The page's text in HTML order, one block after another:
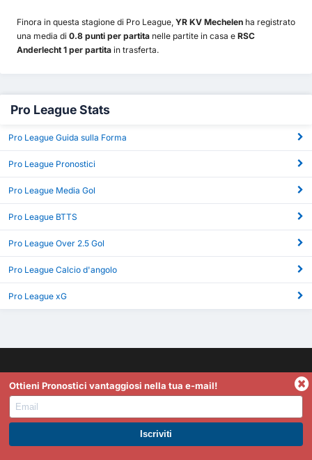
Finora in questa stagione di Pro League, YR KV Mechelen ha registrato
una media di 0.8 punti per partita nelle partite in casa e RSC
Anderlecht 1 per partita in trasferta.
Pro League Stats
Pro League Guida sulla Forma
Pro League Pronostici
Pro League Media Gol
Pro League BTTS
Pro League Over 2.5 Gol
Pro League Calcio d'angolo
Pro League xG
FootyStats è il tuo miglior riferimento per statistiche come
gol segnati, Over 2.5/Under 2.5, 1T/Full Time, statistiche
dinamiche in-play e altro ancora. Se hai domande, proposte
ISCRIVITI A PREMIUM. GUADAGNA SUBITO.
Ottieni Pronostici vantaggiosi nella tua e-mail!